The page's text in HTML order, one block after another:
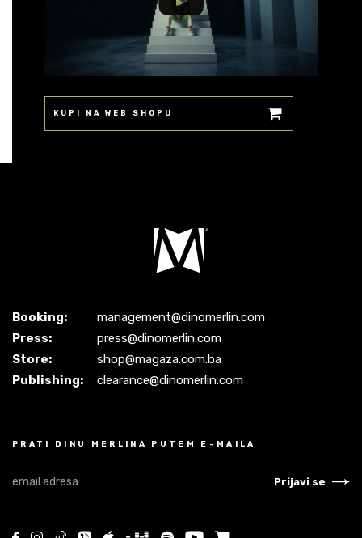
KUPI NA WEB SHOPU
Booking:
management@dinomerlin.com
Press:
press@dinomerlin.com
Store:
shop@magaza.com.ba
Publishing:
clearance@dinomerlin.com
PRATI DINU MERLINA PUTEM E-MAILA
Prijavi se